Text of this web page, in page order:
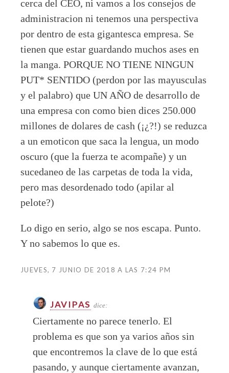
cerca del CEO, ni vamos a los consejos de
administracion ni tenemos una perspectiva
por dentro de esta gigantesca empresa. Se
tienen que estar guardando muchos ases en
la manga. PORQUE NO TIENE NINGUN
PUT* SENTIDO (perdon por las mayusculas
y el palabro) que UN AÑO de desarrollo de
una empresa con como bien dices 250.000
millones de dolares de cash (¡¿?!) se reduzca
a un emoticon que saca la lengua, un modo
oscuro (que la fuerza te acompañe) y un
sucedaneo de las carpetas de toda la vida,
pero mas desordenado todo (apilar al
pelote?)
Lo digo en serio, algo se nos escapa. Punto.
Y no sabemos lo que es.
JUEVES, 7 JUNIO DE 2018 A LAS 7:24 PM
JAVIPAS dice:
Ciertamente no parece tenerlo. El
problema es que son ya varios años sin
que encontremos la clave de lo que está
pasando, y aunque ciertamente avanzan,